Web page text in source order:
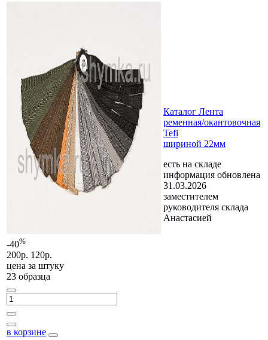
-40%
200р. 120р.
цена за штуку
23 образца
в корзине
Каталог Лента
ременная/окантовочная
Tefi
шириной 22мм
есть на складе
информация обновлена
31.03.2026
заместителем
руководителя склада
Анастасией